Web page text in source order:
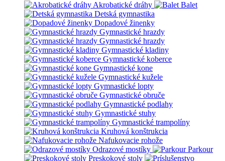
Akrobatické dráhy
Balet
Detská gymnastika
Dopadové žinenky
Gymnastické hrazdy
Gymnastické hrazdy
Gymnastické kladiny
Gymnastické koberce
Gymnastické kone
Gymnastické kužele
Gymnastické lopty
Gymnastické obruče
Gymnastické podlahy
Gymnastické stuhy
Gymnastické trampolíny
Kruhová konštrukcia
Nafukovacie rohože
Odrazové mostíky
Parkour
Preskokové stoly